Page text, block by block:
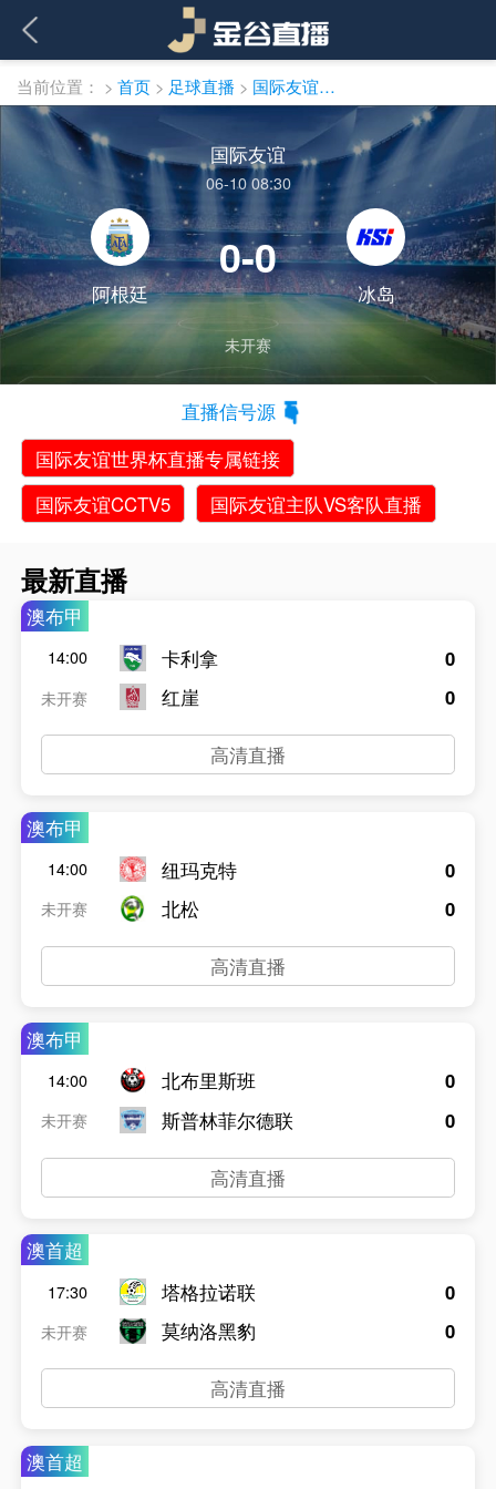
当前位置： > 首页 > 足球直播 > 国际友谊直播
国际友谊
06-10 08:30
阿根廷
0-0
冰岛
未开赛
直播信号源
国际友谊世界杯直播专属链接
国际友谊CCTV5
国际友谊主队VS客队直播
最新直播
澳布甲
14:00
未开赛
卡利拿
红崖
0
0
高清直播
澳布甲
14:00
未开赛
纽玛克特
北松
0
0
高清直播
澳布甲
14:00
未开赛
北布里斯班
斯普林菲尔德联
0
0
高清直播
澳首超
17:30
未开赛
塔格拉诺联
莫纳洛黑豹
0
0
高清直播
澳首超